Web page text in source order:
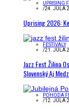
UPRISING
/24. JÚLA
Uprising 2026:
FESTIVALY
/21. JÚLA
Jazz Fest Žilina
Slovenský Aj
POHODA
/12. JÚLA